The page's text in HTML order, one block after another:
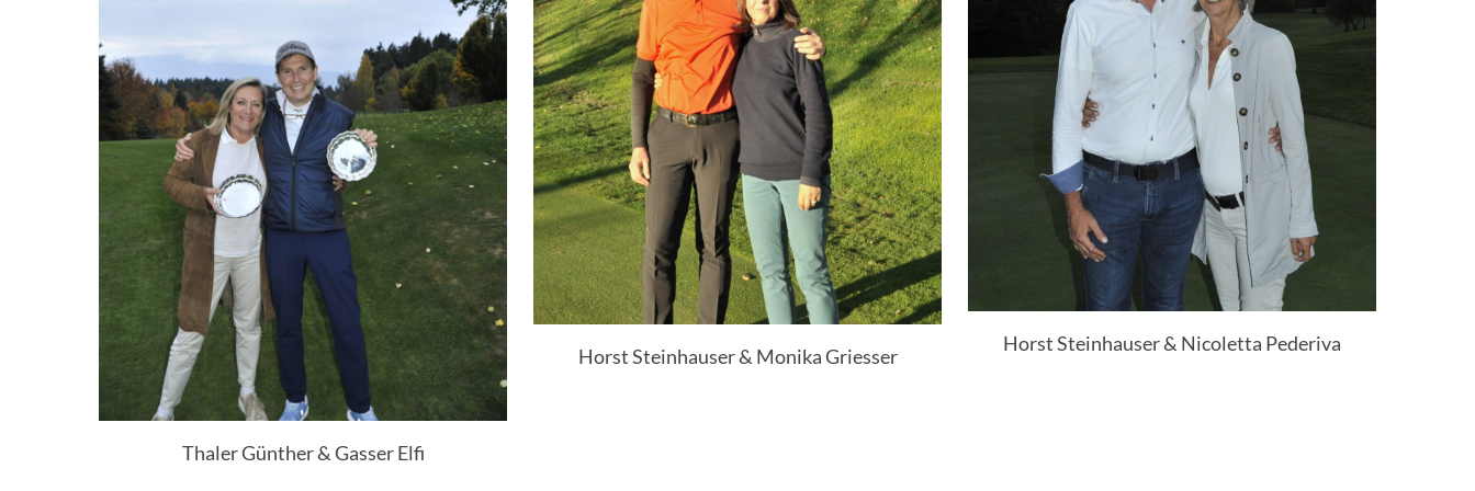
Thaler Günther & Gasser Elfi
Horst Steinhauser & Monika Griesser
Horst Steinhauser & Nicoletta Pederiva